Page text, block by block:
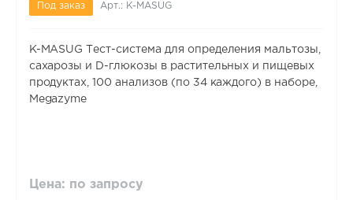
Под заказ Арт.: K-MASUG
K-MASUG Тест-система для определения мальтозы,
сахарозы и D-глюкозы в растительных и пищевых
продуктах, 100 анализов (по 34 каждого) в наборе,
Megazyme
Цена: по запросу